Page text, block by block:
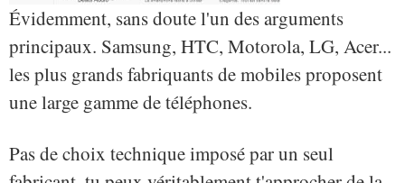
Évidemment, sans doute l'un des arguments
principaux. Samsung, HTC, Motorola, LG, Acer...
les plus grands fabriquants de mobiles proposent
une large gamme de téléphones.
Pas de choix technique imposé par un seul